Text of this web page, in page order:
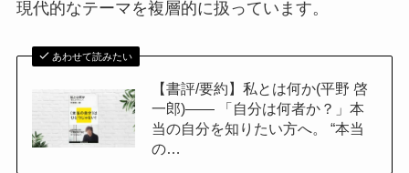
現代的なテーマを複層的に扱っています。
あわせて読みたい
【書評/要約】私とは何か(平野 啓
一郎)—— 「自分は何者か？」本
当の自分を知りたい方へ。 “本当
の…